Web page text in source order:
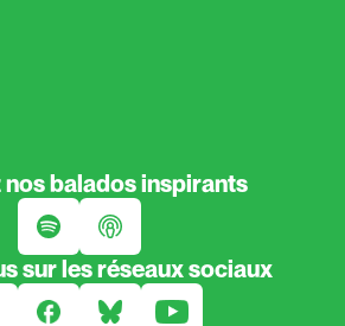
nos balados inspirants
sur les réseaux sociaux